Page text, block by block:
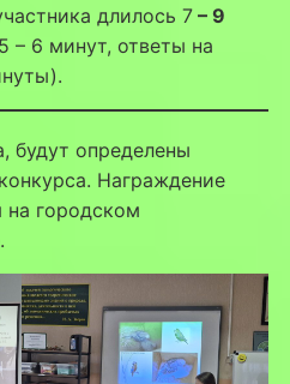
длилось 7– 9
– 6 минут, ответы на
будут определены
Награждение
на городском